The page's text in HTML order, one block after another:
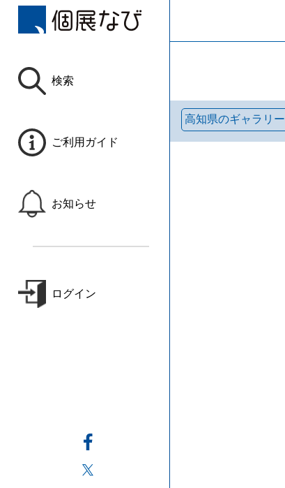
検索
ご利用ガイド
お知らせ
ログイン
高知県のギャラリー